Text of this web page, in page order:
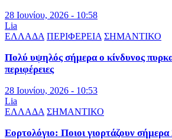
28 Ιουνίου, 2026 - 10:58
Lia
ΕΛΛΑΔΑ ΠΕΡΙΦΕΡΕΙΑ ΣΗΜΑΝΤΙΚΟ
Πολύ υψηλός σήμερα ο κίνδυνος
περιφέρειες
28 Ιουνίου, 2026 - 10:53
Lia
ΕΛΛΑΔΑ ΣΗΜΑΝΤΙΚΟ
Εορτολόγιο: Ποιοι γιορτάζουν σήμερα